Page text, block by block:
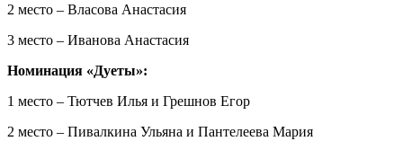
2 место – Власова Анастасия
3 место – Иванова Анастасия
Номинация «Дуеты»:
1 место – Тютчев Илья и Грешнов Егор
2 место – Пивалкина Ульяна и Пантелеева Мария